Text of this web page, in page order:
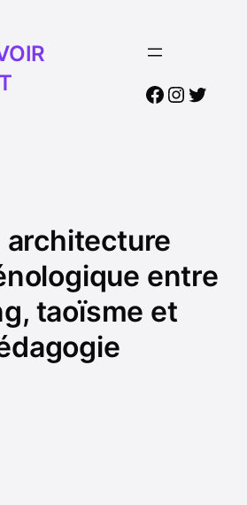
Facebook
architecture
entre
taoïsme et